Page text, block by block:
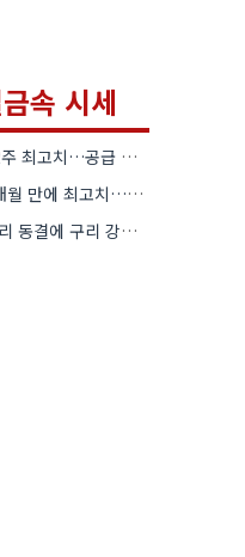
속 시세
[비철금속 시황] 구리 12주 최고치…공급 부족 우려에 강세
[비철금속 시황] 구리 2개월 만에 최고치…재고 감소에 공급 부족 우려 확대
[비철금속 시황] 연준 금리 동결에 구리 강세…공급 부족 우려도 가격 지지